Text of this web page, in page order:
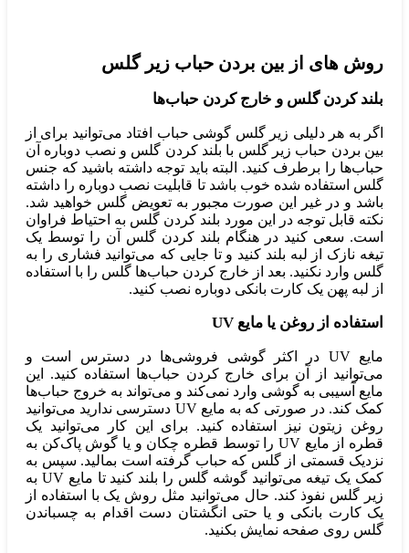
روش‌ های از بین بردن حباب زیر گلس
بلند کردن گلس و خارج کردن حباب‌ها
اگر به هر دلیلی زیر گلس گوشی حباب افتاد می‌توانید برای از
بین بردن حباب زیر گلس با بلند کردن گلس و نصب دوباره آن
حباب‌ها را برطرف کنید. البته باید توجه داشته باشید که جنس
گلس استفاده شده خوب باشد تا قابلیت نصب دوباره را داشته
باشد و در غیر این صورت مجبور به تعویض گلس خواهید شد.
نکته قابل توجه در این مورد بلند کردن گلس به احتیاط فراوان
است. سعی کنید در هنگام بلند کردن گلس آن را توسط یک
تیغه نازک از لبه بلند کنید و تا جایی که می‌توانید فشاری را به
گلس وارد نکنید. بعد از خارج کردن حباب‌ها گلس را با استفاده
از لبه پهن یک کارت بانکی دوباره نصب کنید.
استفاده از روغن یا مایع UV
مایع UV در اکثر گوشی فروشی‌ها در دسترس است و
می‌توانید از آن برای خارج کردن حباب‌ها استفاده کنید. این
مایع آسیبی به گوشی وارد نمی‌‌کند و می‌تواند به خروج حباب‌ها
کمک کند. در صورتی که به مایع UV دسترسی ندارید می‌توانید
روغن زیتون نیز استفاده کنید. برای این کار می‌توانید یک
قطره از مایع UV را توسط قطره چکان و یا گوش پاک‌کن به
نزدیک قسمتی از گلس که حباب گرفته است بمالید. سپس به
کمک یک تیغه می‌توانید گوشه گلس را بلند کنید تا مایع UV به
زیر گلس نفوذ کند. حال می‌توانید مثل روش یک با استفاده از
یک کارت بانکی و یا حتی انگشتان دست اقدام به چسباندن
گلس روی صفحه نمایش بکنید.